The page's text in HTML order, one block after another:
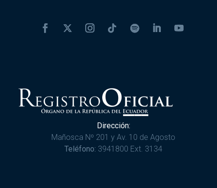
Dirección:
Mañosca Nº 201 y Av. 10 de Agosto
Teléfono: 3941800 Ext. 3134